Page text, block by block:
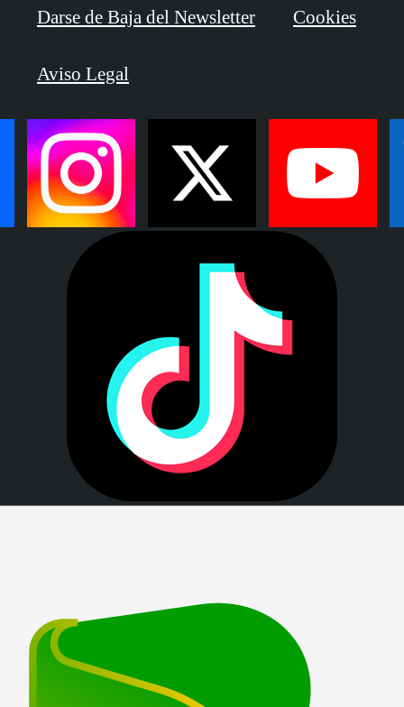
Darse de Baja del Newsletter Cookies
Aviso Legal